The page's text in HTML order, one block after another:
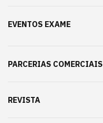
EVENTOS EXAME
PARCERIAS COMERCIAIS
REVISTA